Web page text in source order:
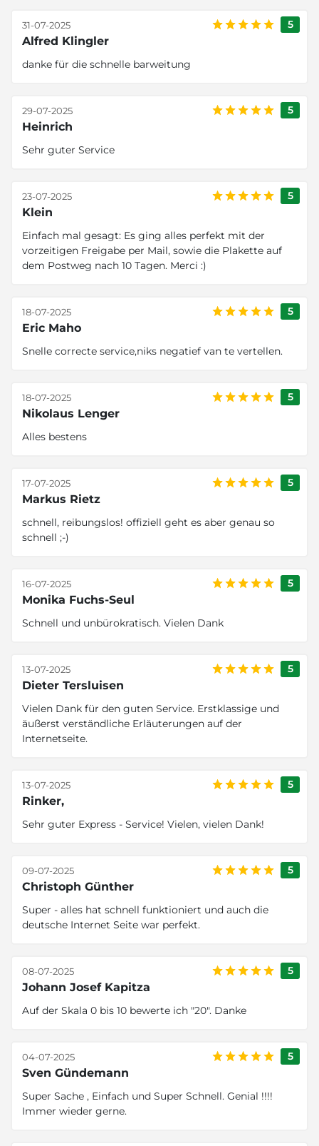
5
Alfred Klingler
31-07-2025
danke für die schnelle barweitung
5
Heinrich
29-07-2025
Sehr guter Service
5
Klein
23-07-2025
Einfach mal gesagt: Es ging alles perfekt mit der
vorzeitigen Freigabe per Mail, sowie die Plakette auf
dem Postweg nach 10 Tagen. Merci :)
5
Eric Maho
18-07-2025
Snelle correcte service,niks negatief van te vertellen.
5
Nikolaus Lenger
18-07-2025
Alles bestens
5
Markus Rietz
17-07-2025
schnell, reibungslos! offiziell geht es aber genau so
schnell ;-)
5
Monika Fuchs-Seul
16-07-2025
Schnell und unbürokratisch. Vielen Dank
5
Dieter Tersluisen
13-07-2025
Vielen Dank für den guten Service. Erstklassige und
äußerst verständliche Erläuterungen auf der
Internetseite.
5
Rinker,
13-07-2025
Sehr guter Express - Service! Vielen, vielen Dank!
5
Christoph Günther
09-07-2025
Super - alles hat schnell funktioniert und auch die
deutsche Internet Seite war perfekt.
5
Johann Josef Kapitza
08-07-2025
Auf der Skala 0 bis 10 bewerte ich "20". Danke
5
Sven Gündemann
04-07-2025
Super Sache , Einfach und Super Schnell. Genial !!!!
Immer wieder gerne.